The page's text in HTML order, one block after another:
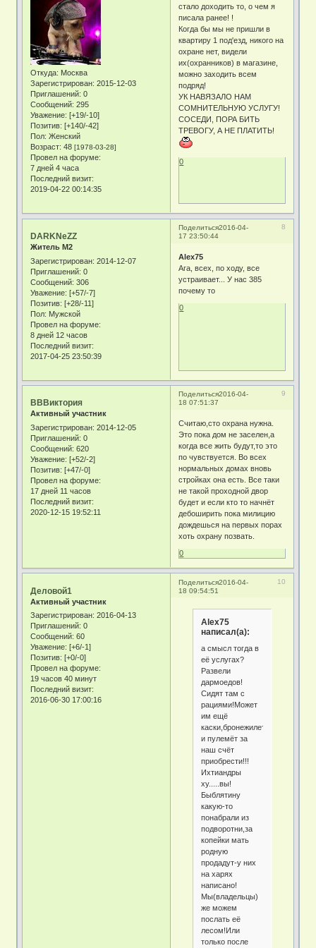
Откуда: Москва
Зарегистрирован: 2015-12-03
Приглашений: 0
Сообщений: 295
Уважение: [+19/-10]
Позитив: [+140/-42]
Пол: Женский
Возраст: 48[1978-03-28]
Провел на форуме:
7 дней 4 часа
Последний визит:
2019-04-22 00:14:35
стало доходить то, о чем я
писала ранее! !
Когда бы мы не пришли в
квартиру 1 под'езд, никого на
охране нет, видели
их(охранников) в магазине,
можно заходить всем
подряд!
УК НАВЯЗАЛО НАМ
СОМНИТЕЛЬНУЮ УСЛУГУ!
СОСЕДИ, ПОРА БИТЬ
ТРЕВОГУ, А НЕ ПЛАТИТЬ!
0
Поделиться 8
2016-04-
17 23:50:44
DARKNeZZ
Житель М2
Зарегистрирован: 2014-12-07
Приглашений: 0
Сообщений: 306
Уважение: [+57/-7]
Позитив: [+28/-11]
Пол: Мужской
Провел на форуме:
8 дней 12 часов
Последний визит:
2017-04-25 23:50:39
Alex75
Ага, всех, по ходу, все
устраивает... У нас 385
почему то
0
Поделиться 9
2016-04-
18 07:51:37
ВВВиктория
Активный участник
Зарегистрирован: 2014-12-05
Приглашений: 0
Сообщений: 620
Уважение: [+52/-2]
Позитив: [+47/-0]
Провел на форуме:
17 дней 11 часов
Последний визит:
2020-12-15 19:52:11
Считаю,сто охрана нужна.
Это пока дом не заселен,а
когда все жить будут,то это
по чувствуется. Во всех
нормальных домах вновь
стройках она есть. Все таки
не такой проходной двор
будет и если кто то начнёт
дебоширить пока милицию
дождешься на первых порах
хоть охрану позвать.
0
Поделиться 10
2016-04-
18 09:54:51
Деловой1
Активный участник
Зарегистрирован: 2016-04-13
Приглашений: 0
Сообщений: 60
Уважение: [+6/-1]
Позитив: [+0/-0]
Провел на форуме:
19 часов 40 минут
Последний визит:
2016-06-30 17:00:16
Alex75
написал(а):
а смысл тогда в
её услугах?
Развели
дармоедов!
Сидят там с
рациями!Может
им ещё
каски,бронежилеты
и пулемёт за
наш счёт
приобрести!!!
Ихтиандры
ху.....вы!
Быблятину
какую-то
понабрали из
подворотни,за
копейки мать
родную
продадут-у них
на харях
написано!
Мы(владельцы)
же можем
послать её
лесом!Или
только после